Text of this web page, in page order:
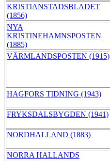
KRISTIANSTADSBLADET
(1856)
NYA
KRISTINEHAMNSPOSTEN
(1885)
VÄRMLANDSPOSTEN (1915)
HAGFORS TIDNING (1943)
FRYKSDALSBYGDEN (1941)
NORDHALLAND (1883)
NORRA HALLANDS